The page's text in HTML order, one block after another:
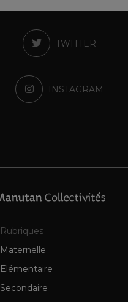
TWITTER
INSTAGRAM
Rubriques
Maternelle
Elémentaire
Secondaire